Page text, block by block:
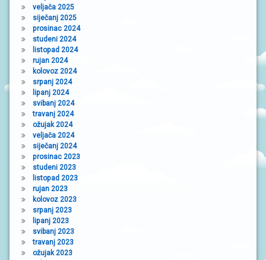
veljača 2025
siječanj 2025
prosinac 2024
studeni 2024
listopad 2024
rujan 2024
kolovoz 2024
srpanj 2024
lipanj 2024
svibanj 2024
travanj 2024
ožujak 2024
veljača 2024
siječanj 2024
prosinac 2023
studeni 2023
listopad 2023
rujan 2023
kolovoz 2023
srpanj 2023
lipanj 2023
svibanj 2023
travanj 2023
ožujak 2023